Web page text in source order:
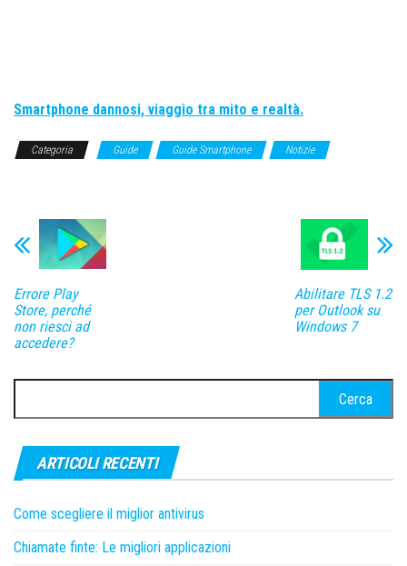
Smartphone dannosi, viaggio tra mito e realtà.
Categoria Guide Guide Smartphone Notizie
Errore Play
Store, perché
non riesci ad
accedere?
Abilitare TLS 1.2
per Outlook su
Windows 7
per:
ARTICOLI RECENTI
Come scegliere il miglior antivirus
Chiamate finte: Le migliori applicazioni